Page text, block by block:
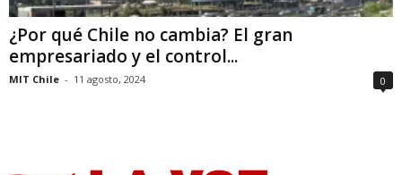
¿Por qué Chile no cambia? El gran
empresariado y el control...
MIT Chile - 11 agosto, 2024 0